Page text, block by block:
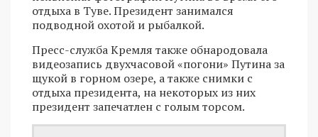
отдыха в Туве. Президент занимался
подводной охотой и рыбалкой.
Пресс-служба Кремля также обнародовала
видеозапись двухчасовой «погони» Путина за
щукой в горном озере, а также снимки с
отдыха президента, на некоторых из них
президент запечатлен с голым торсом.